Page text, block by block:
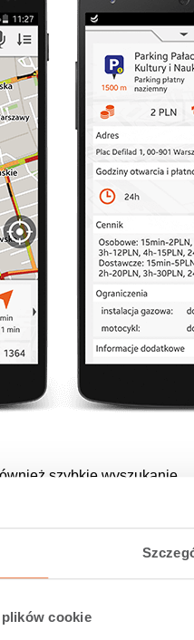
cookie
szybkie wyszukanie
funkcji prezentacji
się najbliżej.
zaoszczędzić jej